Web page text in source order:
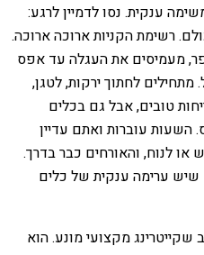
ענקית. נסו לדמיין לרגע:
רשימת הקניות ארוכה ארוכה.
מעמיסים את העגלה עד אפס
לחתוך ירקות, לטגן,
טובים, אבל גם בכלים
השעות עוברות ואתם עדיין
לנוח, והאורחים כבר בדרך.
שיש ערימה ענקית של כלים
מקצועי מונע. הוא